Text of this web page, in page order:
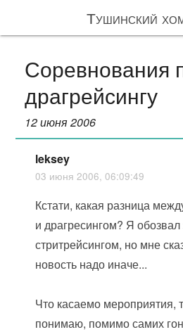
Тушинский
Соревнования
драгрейсингу
12 июня 2006
leksey
03 июня 2006, 06:09:49
Кстати, какая разница
и драгресингом? Я обозвал
стритрейсингом, но мне
новость надо иначе...
Что касаемо мероприятия,
понимаю, помимо самих